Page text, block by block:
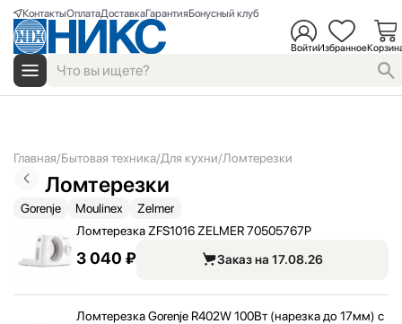
КонтактыОплатаДоставкаГарантияБонусный клуб
ВойтиИзбранное
Главная Бытовая техника Для кухни Ломтерезки
Ломтерезки
Gorenje Moulinex
Zelmer
Ломтерезка ZFS1016 ZELMER 70505767P
3 040 ₽ Заказ на 17.08.26
Ломтерезка Gorenje R402W 100Вт (нарезка до 17мм) с